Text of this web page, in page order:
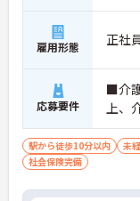
雇用形態 正社
応募要件
■介
上、
駅から徒歩10分以内 未
社会保険完備